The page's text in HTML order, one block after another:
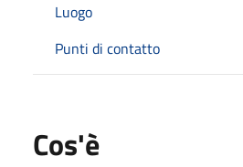
Luogo
Punti di contatto
Cos'è